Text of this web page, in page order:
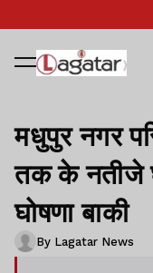
मधुपुर नगर
तक के नतीजे
घोषणा बाकी
By Lagatar News